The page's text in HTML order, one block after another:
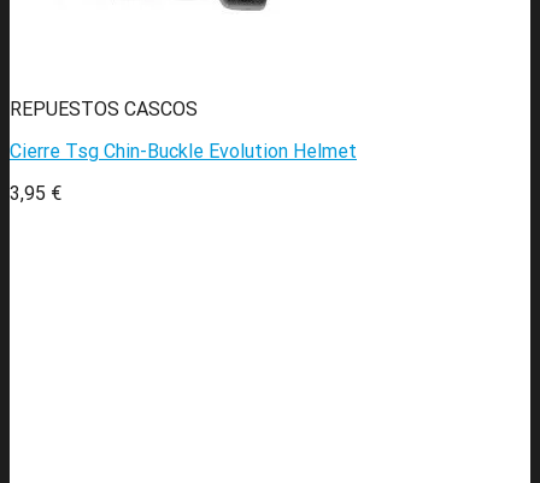
REPUESTOS CASCOS
Cierre Tsg Chin-Buckle Evolution Helmet
3,95 €